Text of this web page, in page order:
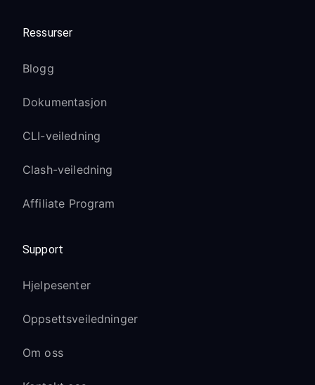
Ressurser
Blogg
Dokumentasjon
CLI-veiledning
Clash-veiledning
Affiliate Program
Support
Hjelpesenter
Oppsettsveiledninger
Om oss